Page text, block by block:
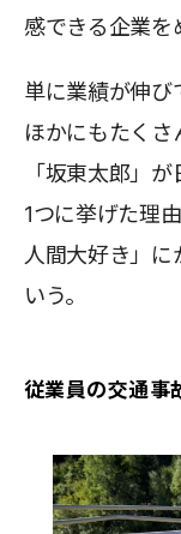
感できる企業を
単に業績が伸び
ほかにもたく
「坂東太郎」
1つに挙げた理
人間大好き」に
いう。
従業員の交通事